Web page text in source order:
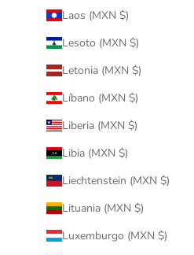
Laos (MXN $)
Lesoto (MXN $)
Letonia (MXN $)
Líbano (MXN $)
Liberia (MXN $)
Libia (MXN $)
Liechtenstein (MXN $)
Lituania (MXN $)
Luxemburgo (MXN $)